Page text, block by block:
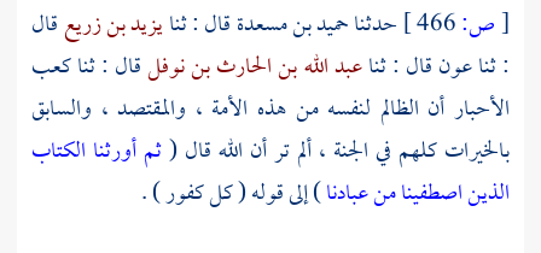
[ص: حدثناحميد بن مسعدةقال : ثنايزيد بن زريعقال
: ثناعونقال : ثناعبد الله بن الحارث بن نوفلقال : ثناكعب
الأحبار أن الظالم لنفسه من هذه الأمة ، والمقتصد ، والسابق
بالخيرات كلهم في الجنة ، ألم تر أن الله قال (ثم أورثنا الكتاب
الذين اصطفينا من عبادنا) إلى قوله ( كل كفور ) .